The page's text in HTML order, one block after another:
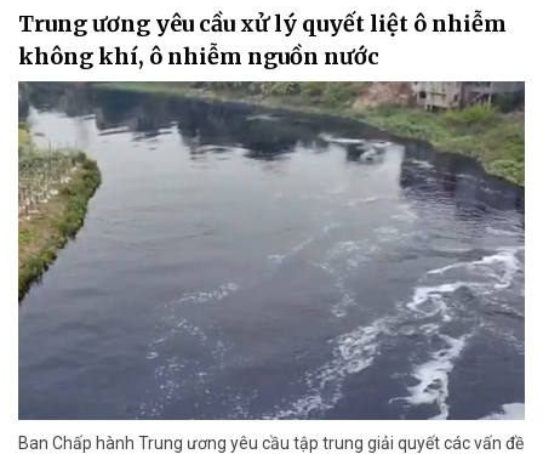
Trung ương yêu cầu xử lý quyết liệt ô nhiễm
không khí, ô nhiễm nguồn nước
Ban Chấp hành Trung ương yêu cầu tập trung giải quyết các vấn đề